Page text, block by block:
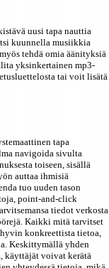
uusi tapa nauttia
kuunnella musiikkia
tehdä omia äänityksiä
yksinkertainen mp3-
tai voit lisätä
tapa
navigoida sivulta
toiseen, sisällä
auttaa ihmisiä
tuo uuden tason
point-and-click
tiedot verkosta
Kaikki mitä tarvitset
konkreettista tietoa,
Keskittymällä yhden
käyttäjät voivat kerätä